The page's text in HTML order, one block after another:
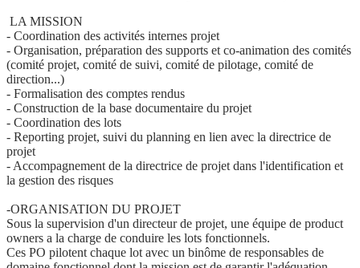
LA MISSION
- Coordination des activités internes projet
- Organisation, préparation des supports et co-animation des comités
(comité projet, comité de suivi, comité de pilotage, comité de
direction...)
- Formalisation des comptes rendus
- Construction de la base documentaire du projet
- Coordination des lots
- Reporting projet, suivi du planning en lien avec la directrice de
projet
- Accompagnement de la directrice de projet dans l'identification et
la gestion des risques
-ORGANISATION DU PROJET
Sous la supervision d'un directeur de projet, une équipe de product
owners a la charge de conduire les lots fonctionnels.
Ces PO pilotent chaque lot avec un binôme de responsables de